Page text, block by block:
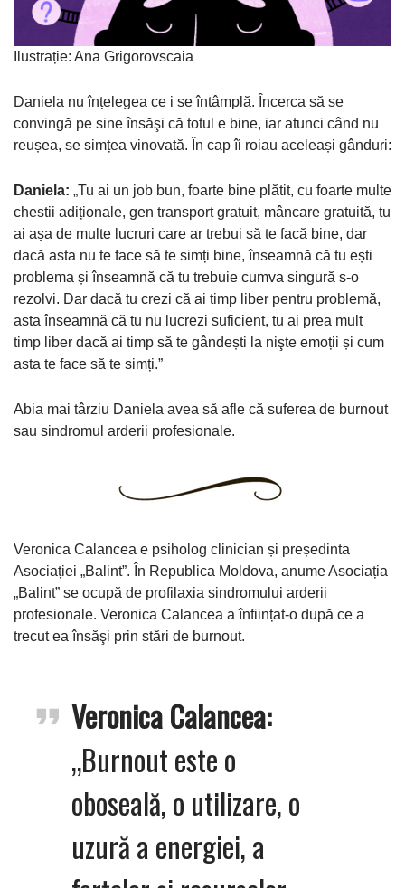
Ilustrație: Ana Grigorovscaia
Daniela nu înțelegea ce i se întâmplă. Încerca să se
convingă pe sine însăşi că totul e bine, iar atunci când nu
reușea, se simțea vinovată. În cap îi roiau aceleași gânduri:
Daniela: „Tu ai un job bun, foarte bine plătit, cu foarte multe
chestii adiționale, gen transport gratuit, mâncare gratuită, tu
ai așa de multe lucruri care ar trebui să te facă bine, dar
dacă asta nu te face să te simți bine, înseamnă că tu ești
problema și înseamnă că tu trebuie cumva singură s-o
rezolvi. Dar dacă tu crezi că ai timp liber pentru problemă,
asta înseamnă că tu nu lucrezi suficient, tu ai prea mult
timp liber dacă ai timp să te gândești la nişte emoții și cum
asta te face să te simți.”
Abia mai târziu Daniela avea să afle că suferea de burnout
sau sindromul arderii profesionale.
Veronica Calancea e psiholog clinician și președinta
Asociației „Balint”. În Republica Moldova, anume Asociația
„Balint” se ocupă de profilaxia sindromului arderii
profesionale. Veronica Calancea a înființat-o după ce a
trecut ea însăşi prin stări de burnout.
Veronica Calancea:
„Burnout este o
oboseală, o utilizare, o
uzură a energiei, a